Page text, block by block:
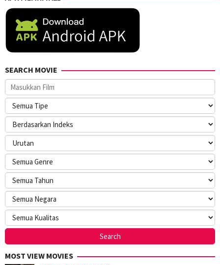
SEARCH MOVIE
MOST VIEW MOVIES